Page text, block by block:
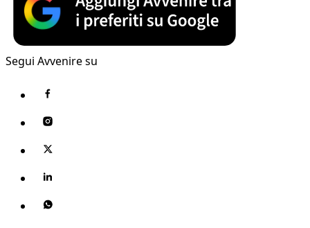
Segui Avvenire su